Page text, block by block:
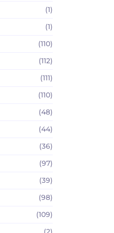
(1)
(1)
(110)
(112)
(111)
(110)
(48)
(44)
(36)
(97)
(39)
(98)
(109)